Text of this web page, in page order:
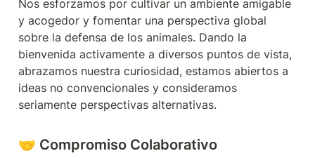
Nos esforzamos por cultivar un ambiente amigable
y acogedor y fomentar una perspectiva global
sobre la defensa de los animales. Dando la
bienvenida activamente a diversos puntos de vista,
abrazamos nuestra curiosidad, estamos abiertos a
ideas no convencionales y consideramos
seriamente perspectivas alternativas.
🤝 Compromiso Colaborativo